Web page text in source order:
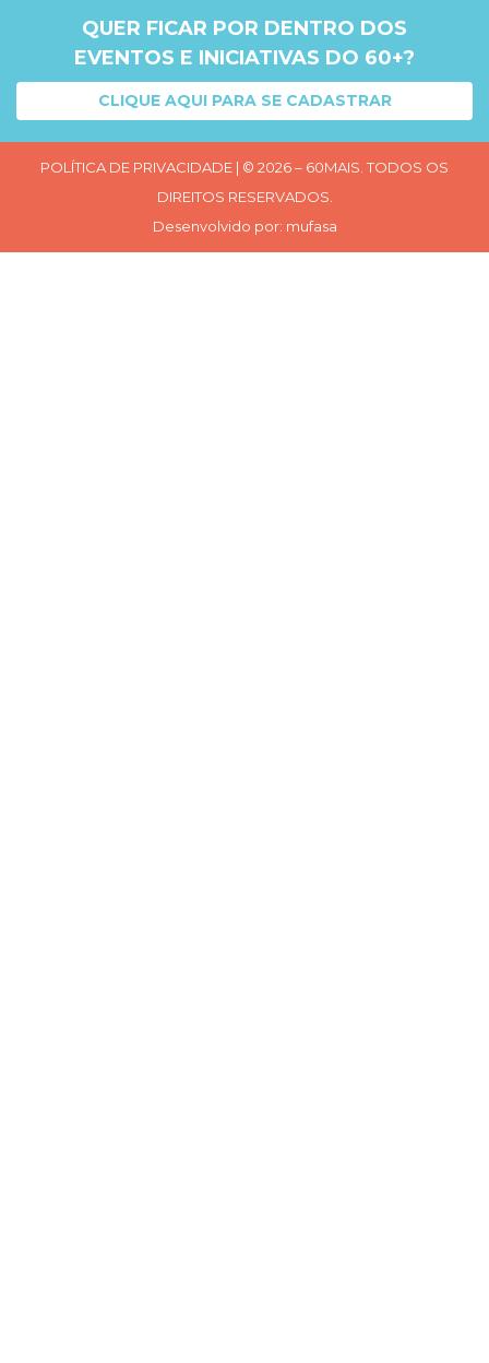
QUER FICAR POR DENTRO DOS
EVENTOS E INICIATIVAS DO 60+?
CLIQUE AQUI PARA SE CADASTRAR
POLÍTICA DE PRIVACIDADE | © 2026 – 60MAIS. TODOS OS
DIREITOS RESERVADOS.
Desenvolvido por: mufasa